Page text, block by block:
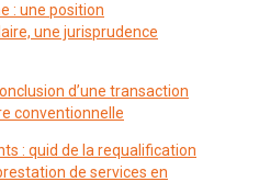
: une position
une jurisprudence
d’une transaction
conventionnelle
: quid de la requalification
de services en